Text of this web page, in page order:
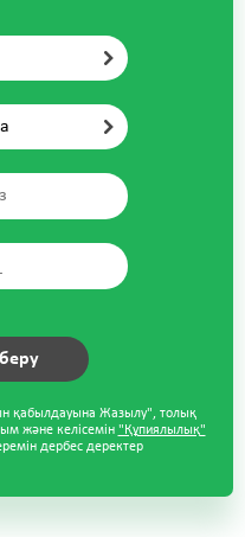
қабылдауына Жазылу", толық
және келісемін "Құпиялылық"
дербес деректер